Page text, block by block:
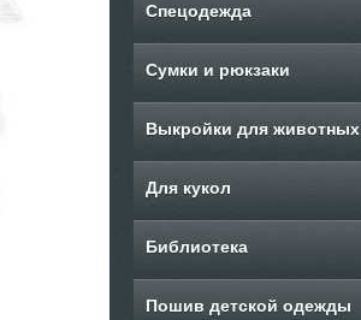
Спецодежда
Сумки и рюкзаки
Выкройки для животных
Для кукол
Библиотека
Пошив детской одежды